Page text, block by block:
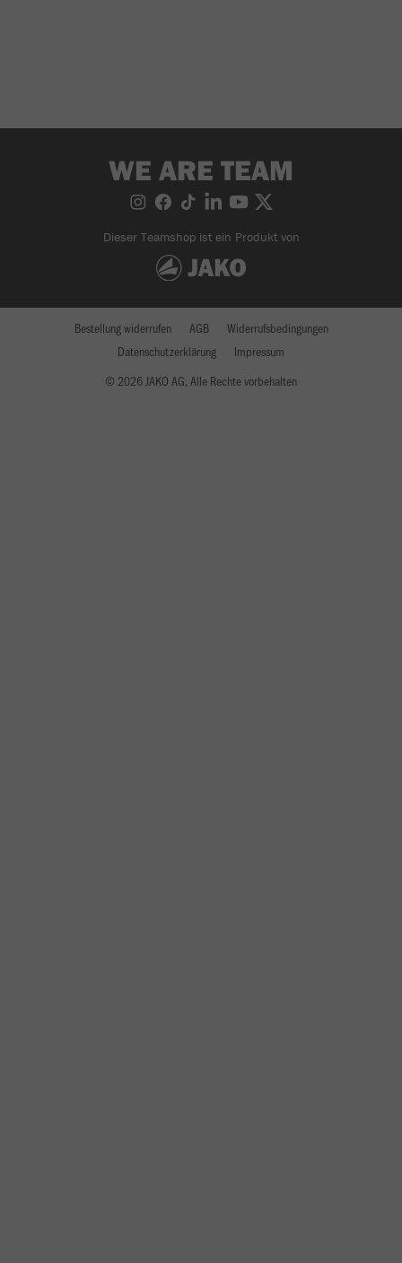
WE ARE TEAM
Dieser Teamshop ist ein Produkt von
© 2026 JAKO AG, Alle Rechte vorbehalten
Bestellung widerrufen AGB
Widerrufsbedingungen
Datenschutzerklärung
Impressum